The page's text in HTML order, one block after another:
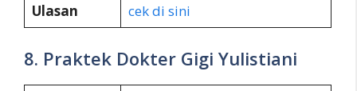
Ulasan
cek di sini
8. Praktek Dokter Gigi Yulistiani